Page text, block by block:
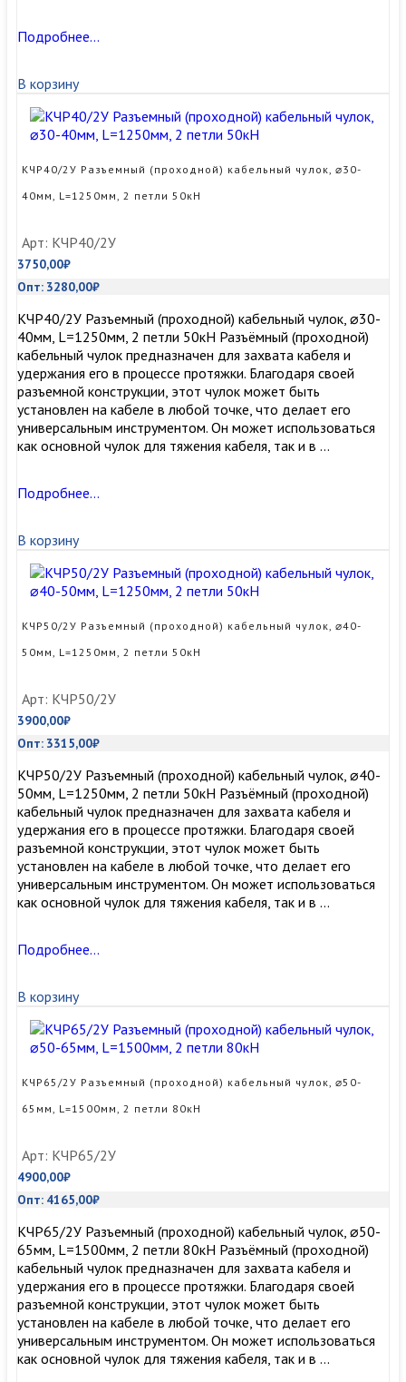
КЧР30/2У
кабельный
чулок,
⌀20-
30мм,
L=
1000мм,
2
30кН
Подробнее…
В корзину
КЧР40/2У Разъемный (проходной) кабельный чулок, ⌀30-
40мм, L=1250мм, 2 петли 50кН
Арт: КЧР40/2У
3750,00₽
Опт: 3280,00₽
КЧР40/2У Разъемный (проходной) кабельный чулок, ⌀30-
40мм, L=1250мм, 2 петли 50кН Разъёмный (проходной)
кабельный чулок предназначен для захвата кабеля и
удержания его в процессе протяжки. Благодаря своей
разъемной конструкции, этот чулок может быть
установлен на кабеле в любой точке, что делает его
универсальным инструментом. Он может использоваться
как основной чулок для тяжения кабеля, так и в …
КЧР40/2У
кабельный
чулок,
⌀30-
40мм,
L=1250мм,
петли
Подробнее…
В корзину
КЧР50/2У Разъемный (проходной) кабельный чулок, ⌀40-
50мм, L=1250мм, 2 петли 50кН
Арт: КЧР50/2У
3900,00₽
Опт: 3315,00₽
КЧР50/2У Разъемный (проходной) кабельный чулок, ⌀40-
50мм, L=1250мм, 2 петли 50кН Разъёмный (проходной)
кабельный чулок предназначен для захвата кабеля и
удержания его в процессе протяжки. Благодаря своей
разъемной конструкции, этот чулок может быть
установлен на кабеле в любой точке, что делает его
универсальным инструментом. Он может использоваться
как основной чулок для тяжения кабеля, так и в …
КЧР50/2У
кабельный
чулок,
⌀40-
50мм,
L=1250мм,
петли
Подробнее…
В корзину
КЧР65/2У Разъемный (проходной) кабельный чулок, ⌀50-
65мм, L=1500мм, 2 петли 80кН
Арт: КЧР65/2У
4900,00₽
Опт: 4165,00₽
КЧР65/2У Разъемный (проходной) кабельный чулок, ⌀50-
65мм, L=1500мм, 2 петли 80кН Разъёмный (проходной)
кабельный чулок предназначен для захвата кабеля и
удержания его в процессе протяжки. Благодаря своей
разъемной конструкции, этот чулок может быть
установлен на кабеле в любой точке, что делает его
универсальным инструментом. Он может использоваться
как основной чулок для тяжения кабеля, так и в …